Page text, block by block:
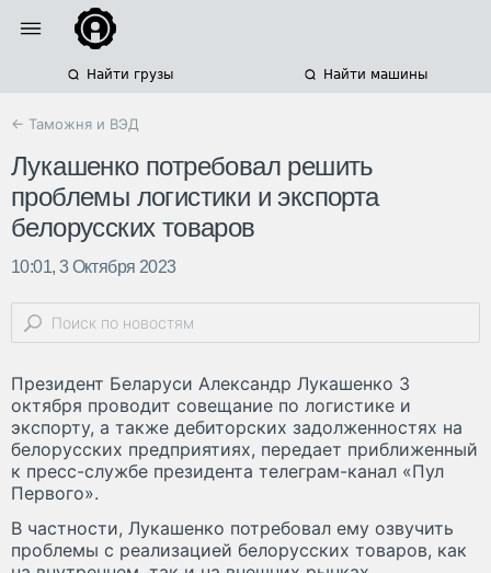
Найти грузы Найти машины
← Таможня и ВЭД
Лукашенко потребовал решить
проблемы логистики и экспорта
белорусских товаров
10:01, 3 Октября 2023
Президент Беларуси Александр Лукашенко 3
октября проводит совещание по логистике и
экспорту, а также дебиторских задолженностях на
белорусских предприятиях, передает приближенный
к пресс-службе президента телеграм-канал «Пул
Первого».
В частности, Лукашенко потребовал ему озвучить
проблемы с реализацией белорусских товаров, как